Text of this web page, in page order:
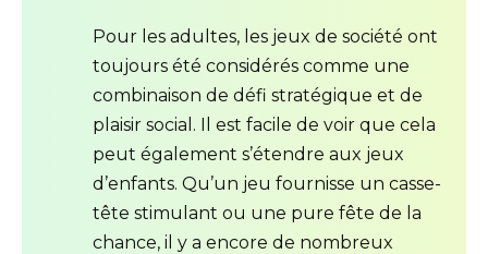
Pour les adultes, les jeux de société ont
toujours été considérés comme une
combinaison de défi stratégique et de
plaisir social. Il est facile de voir que cela
peut également s’étendre aux jeux
d’enfants. Qu’un jeu fournisse un casse-
tête stimulant ou une pure fête de la
chance, il y a encore de nombreux